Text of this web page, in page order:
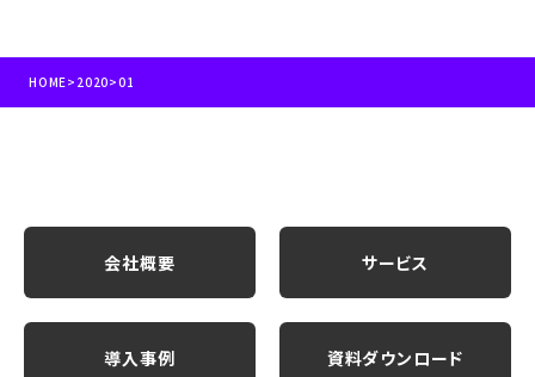
HOME> 2020>01
会社概要 サービス
導入事例 資料ダウンロード